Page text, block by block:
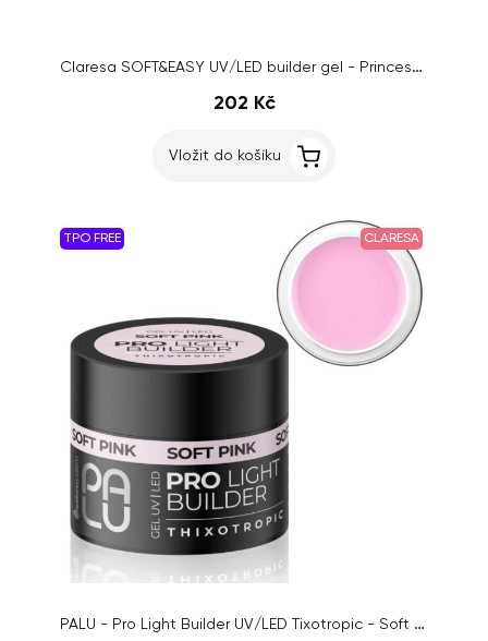
Claresa SOFT&EASY UV/LED builder gel - Princess Pink, 12g
202 Kč
Vložit do košíku
TPO FREE CLARESA
PALU - Pro Light Builder UV/LED Tixotropic - Soft Pink, 45g